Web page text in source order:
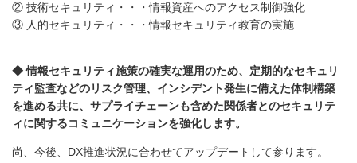
② 技術セキュリティ・・・情報資産へのアクセス制御強化
③ 人的セキュリティ・・・情報セキュリティ教育の実施
◆ 情報セキュリティ施策の確実な運用のため、定期的なセキュリ
ティ監査などのリスク管理、インシデント発生に備えた体制構築
を進める共に、サプライチェーンも含めた関係者とのセキュリテ
ィに関するコミュニケーションを強化します。
尚、今後、DX推進状況に合わせてアップデートして参ります。